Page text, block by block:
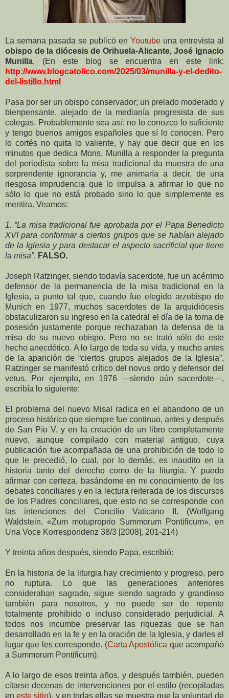
La semana pasada se publicó en Youtube una entrevista al
obispo de la diócesis de Orihuela-Alicante, José Ignacio
Munilla. (En este blog se encuentra en este link:
http://www.blogcatolico.com/2025/03/munilla-y-el-dedito-
del-listillo.html
Pasa por ser un obispo conservador; un prelado moderado y
bienpensante, alejado de la medianía progresista de sus
colegas. Probablemente sea así; no lo conozco lo suficiente
y tengo buenos amigos españoles que sí lo conocen. Pero
lo cortés no quita lo valiente, y hay que decir que en los
minutos que dedica Mons. Munilla a responder la pregunta
del periodista sobre la misa tradicional da muestra de una
sorprendente ignorancia y, me animaría a decir, de una
riesgosa imprudencia que lo impulsa a afirmar lo que no
sólo lo que no está probado sino lo que simplemente es
mentira. Veamos:
1. “La misa tradicional fue aprobada por el Papa Benedicto
XVI para conformar a ciertos grupos que se habían alejado
de la Iglesia y para destacar el aspecto sacrificial que tiene
la misa”. FALSO.
Joseph Ratzinger, siendo todavía sacerdote, fue un acérrimo
defensor de la permanencia de la misa tradicional en la
Iglesia, a punto tal que, cuando fue elegido arzobispo de
Munich en 1977, muchos sacerdotes de la arquidiócesis
obstaculizaron su ingreso en la catedral el día de la toma de
posesión justamente porque rechazaban la defensa de la
misa de su nuevo obispo. Pero no se trató sólo de este
hecho anecdótico. A lo largo de toda su vida, y mucho antes
de la aparición de “ciertos grupos alejados de la Iglesia”,
Ratzinger se manifestó crítico del novus ordo y defensor del
vetus. Por ejemplo, en 1976 —siendo aún sacerdote—,
escribía lo siguiente:
El problema del nuevo Misal radica en el abandono de un
proceso histórico que siempre fue continuo, antes y después
de San Pío V, y en la creación de un libro completamente
nuevo, aunque compilado con material antiguo, cuya
publicación fue acompañada de una prohibición de todo lo
que le precedió, lo cual, por lo demás, es inaudito en la
historia tanto del derecho como de la liturgia. Y puedo
afirmar con certeza, basándome en mi conocimiento de los
debates conciliares y en la lectura reiterada de los discursos
de los Padres conciliares, que esto no se corresponde con
las intenciones del Concilio Vaticano II. (Wolfgang
Waldstein, «Zum motuproprio Summorum Pontificum», en
Una Voce Korrespondenz 38/3 [2008], 201-214)
Y treinta años después, siendo Papa, escribió:
En la historia de la liturgia hay crecimiento y progreso, pero
no ruptura. Lo que las generaciones anteriores
consideraban sagrado, sigue siendo sagrado y grandioso
también para nosotros, y no puede ser de repente
totalmente prohibido o incluso considerado perjudicial. A
todos nos incumbe preservar las riquezas que se han
desarrollado en la fe y en la oración de la Iglesia, y darles el
lugar que les corresponde. (Carta Apostólica que acompañó
a Summorum Pontificum).
A lo largo de esos treinta años, y después también, pueden
citarse decenas de intervenciones por el estilo (recopiladas
eneste sitio), y en todas ellas se muestra que la voluntad de